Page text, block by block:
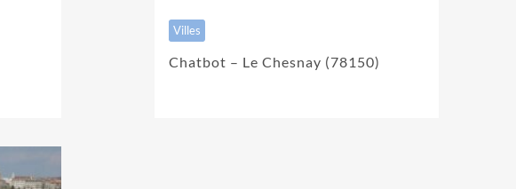
Villes
Chatbot – Le Chesnay (78150)